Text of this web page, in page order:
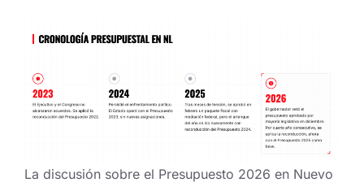
La discusión sobre el Presupuesto 2026 en Nuevo